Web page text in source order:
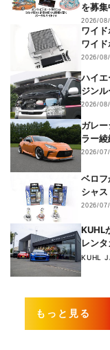
を募集
2026/
ワイ
ワイ
2026/
ハイ
ジン
2026/
ガレ
ラー
2026/
ベロフ
シャ
2026/
KUHL
レン
KUHL
もっと見る